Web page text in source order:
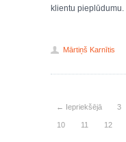
klientu
Mārtiņš Karnītis
← Iepriekšējā 3
10 11 12